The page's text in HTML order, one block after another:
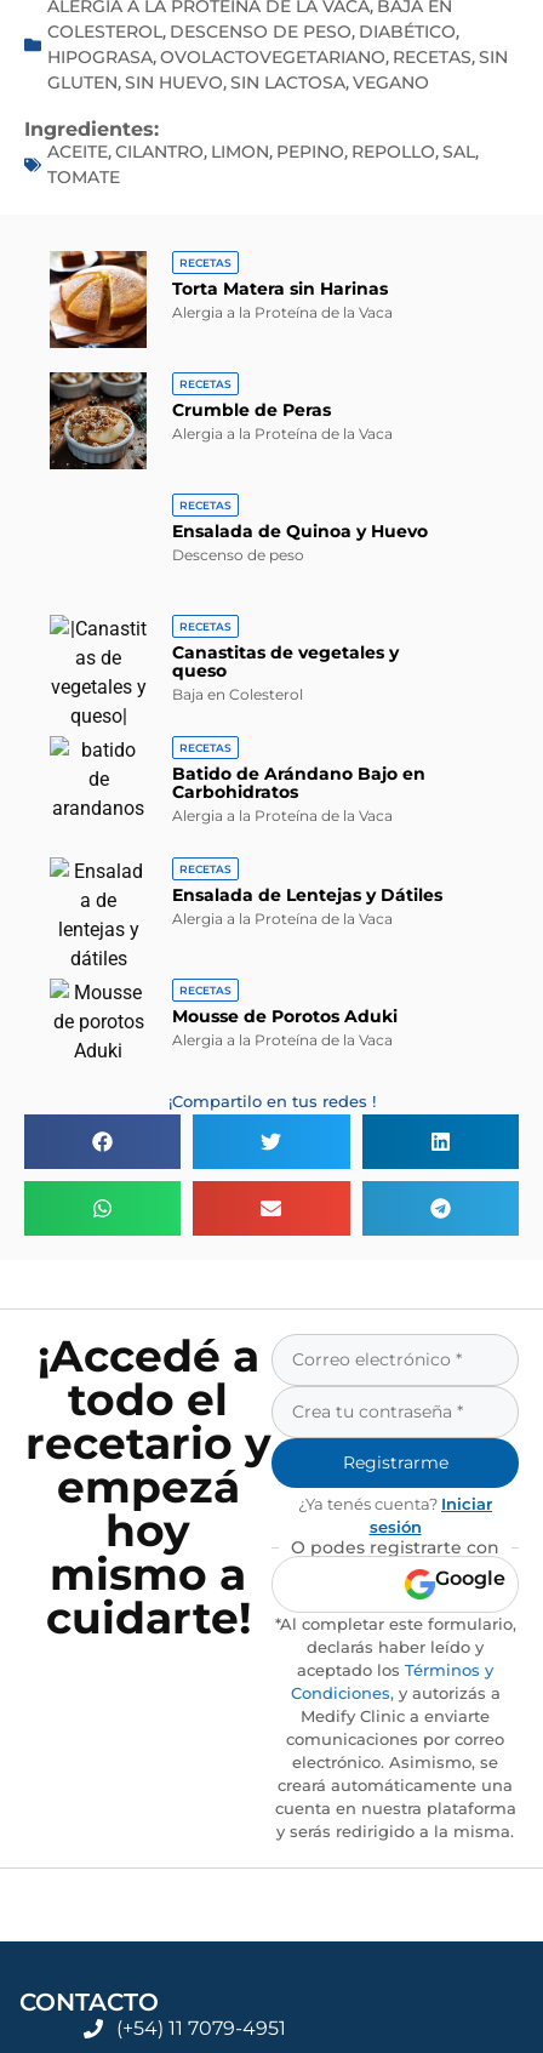
ALERGIA A LA PROTEÍNA DE LA VACA, BAJA EN
COLESTEROL, DESCENSO DE PESO, DIABÉTICO,
HIPOGRASA,OVOLACTOVEGETARIANO, RECETAS,SIN
GLUTEN,SIN HUEVO,SIN LACTOSA,VEGANO
Ingredientes:
ACEITE,CILANTRO, LIMON, PEPINO, REPOLLO,SAL,
TOMATE
RECETAS
Torta Matera sin Harinas
Alergia a la Proteína de la Vaca
RECETAS
Crumble de Peras
Alergia a la Proteína de la Vaca
RECETAS
Ensalada de Quinoa y Huevo
Descenso de peso
RECETAS
Canastitas de vegetales y
queso
Baja en Colesterol
RECETAS
Batido de Arándano Bajo en
Carbohidratos
Alergia a la Proteína de la Vaca
RECETAS
Ensalada de Lentejas y Dátiles
Alergia a la Proteína de la Vaca
RECETAS
Mousse de Porotos Aduki
Alergia a la Proteína de la Vaca
¡Compartilo en tus redes !
¡Accedé a
todo el
recetario y
empezá
hoy
mismo a
cuidarte!
Registrarme
¿Ya tenés cuenta? Iniciar
sesión
O podes registrarte con
Google
*Al completar este formulario,
declarás haber leído y
aceptado los Términos y
Condiciones, y autorizás a
Medify Clinic a enviarte
comunicaciones por correo
electrónico. Asimismo, se
creará automáticamente una
cuenta en nuestra plataforma
y serás redirigido a la misma.
CONTACTO
(+54) 11 7079-4951